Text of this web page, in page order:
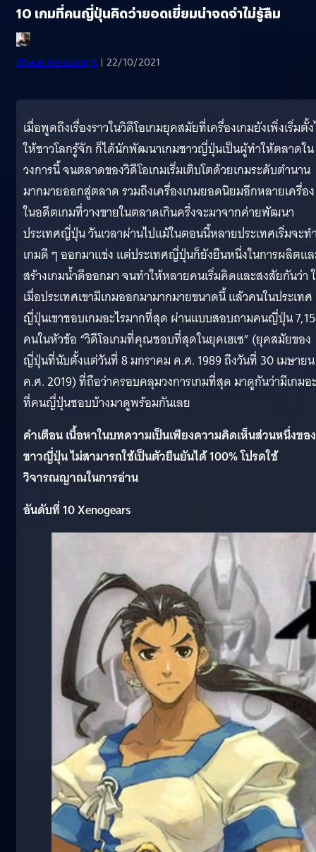
10 เกมที่คนญี่ปุ่นคิดว่ายอดเยี่ยมน่าจดจำไม่รู้ลืม
Wiwat Kerdsomjit | 22/10/2021
เมื่อพูดถึงเรื่องราวในวิดีโอเกมยุคสมัยที่เครื่องเกมยังเพิ่งเริ่มตั้
ให้ชาวโลกรู้จัก ก็ได้นักพัฒนาเกมชาวญี่ปุ่นเป็นผู้ทำให้ตลาดใน
วงการนี้ จนตลาดของวิดีโอเกมเริ่มเติบโตด้วยเกมระดับตำนาน
มากมายออกสู่ตลาด รวมถึงเครื่องเกมยอดนิยมอีกหลายเครื่อ
ในอดีตเกมที่วางขายในตลาดเกินครึ่งจะมาจากค่ายพัฒนา
ประเทศญี่ปุ่น วันเวลาผ่านไปแม้ในตอนนี้หลายประเทศเริ่มจะท
เกมดี ๆ ออกมาแข่ง แต่ประเทศญี่ปุ่นก็ยังยืนหนึ่งในการผลิตแ
สร้างเกมน้ำดีออกมา จนทำให้หลายคนเริ่มคิดและสงสัยกันว่า
เมื่อประเทศเขามีเกมออกมามากมายขนาดนี้ แล้วคนในประเทศ
ญี่ปุ่นเขาชอบเกมอะไรมากที่สุด ผ่านแบบสอบถามคนญี่ปุ่น
คนในหัวข้อ “วิดีโอเกมที่คุณชอบที่สุดในยุคเฮเซ” (ยุคสมัยของ
ญี่ปุ่นที่นับตั้งแต่วันที่ 8 มกราคม ค.ศ. 1989 ถึงวันที่ 30 เมษายน
ค.ศ. 2019) ที่ถือว่าครอบคลุมวงการเกมที่สุด มาดูกันว่ามีเกมอ
ที่คนญี่ปุ่นชอบบ้างมาดูพร้อมกันเลย
คำเตือน เนื้อหาในบทความเป็นเพียงความคิดเห็นส่วนหนึ่งของ
ชาวญี่ปุ่น ไม่สามารถใช้เป็นตัวยืนยันได้ 100% โปรดใช้
วิจารณญาณในการอ่าน
อันดับที่ 10 Xenogears